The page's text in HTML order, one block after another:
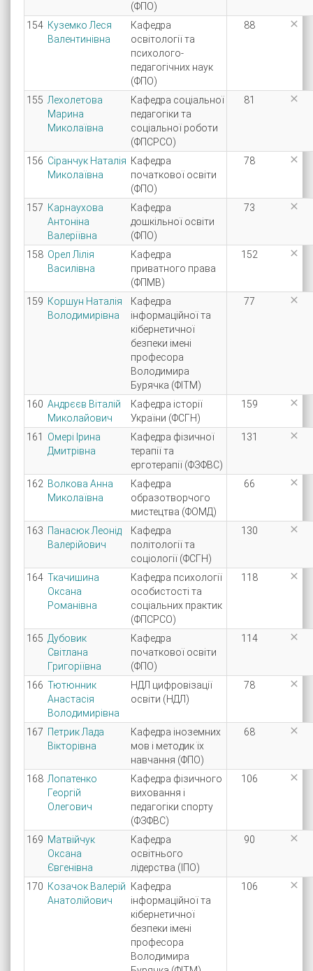
(ФПО)
154 Куземко Леся
Валентинівна
Кафедра
освітології та
психолого-
педагогічних наук
(ФПО)
88 
155 Лехолетова
Марина
Миколаївна
Кафедра соціальної
педагогіки та
соціальної роботи
(ФПСРСО)
81 
156 Сіранчук Наталія
Миколаївна
Кафедра
початкової освіти
(ФПО)
78 
157 Карнаухова
Антоніна
Валеріївна
Кафедра
дошкільної освіти
(ФПО)
73 
158 Орел Лілія
Василівна
Кафедра
приватного права
(ФПМВ)
152 
159 Коршун Наталія
Володимирівна
Кафедра
інформаційної та
кібернетичної
безпеки імені
професора
Володимира
Бурячка (ФІТМ)
77 
160 Андрєєв Віталій
Миколайович
Кафедра історії
України (ФСГН)
159 
161
Омері Ірина
Дмитрівна
Кафедра фізичної
терапії та
ерготерапії (ФЗФВС)
131 
162 Волкова Анна
Миколаївна
Кафедра
образотворчого
мистецтва (ФОМД)
66 
163 Панасюк Леонід
Валерійович
Кафедра
політології та
соціології (ФСГН)
130 
164 Ткачишина
Оксана
Романівна
Кафедра психології
особистості та
соціальних практик
(ФПСРСО)
118 
165 Дубовик
Світлана
Григоріївна
Кафедра
початкової освіти
(ФПО)
114 
166 Тютюнник
Анастасія
Володимирівна
НДЛ цифровізації
освіти (НДЛ)
78 
167 Петрик Лада
Вікторівна
Кафедра іноземних
мов і методик їх
навчання (ФПО)
68 
168 Лопатенко
Георгій
Олегович
Кафедра фізичного
виховання і
педагогіки спорту
(ФЗФВС)
106 
169 Матвійчук
Оксана
Євгенівна
Кафедра
освітнього
лідерства (ІПО)
90 
170 Козачок Валерій
Анатолійович
Кафедра
інформаційної та
кібернетичної
безпеки імені
професора
Володимира
106 